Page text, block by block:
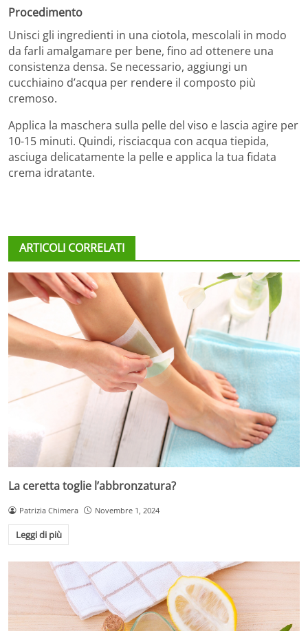
Procedimento
Unisci gli ingredienti in una ciotola, mescolali in modo
da farli amalgamare per bene, fino ad ottenere una
consistenza densa. Se necessario, aggiungi un
cucchiaino d’acqua per rendere il composto più
cremoso.
Applica la maschera sulla pelle del viso e lascia agire per
10-15 minuti. Quindi, risciacqua con acqua tiepida,
asciuga delicatamente la pelle e applica la tua fidata
crema idratante.
ARTICOLI CORRELATI
La ceretta toglie l’abbronzatura?
Patrizia Chimera Novembre 1, 2024
Leggi di più